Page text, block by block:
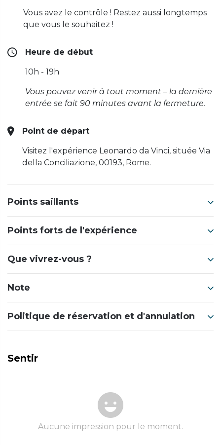
Vous avez le contrôle ! Restez aussi longtemps
que vous le souhaitez !
Heure de début
10h - 19h
Vous pouvez venir à tout moment – ​​la dernière
entrée se fait 90 minutes avant la fermeture.
Point de départ
Visitez l'expérience Leonardo da Vinci, située Via
della Conciliazione, 00193, Rome.
Points saillants
Points forts de l'expérience
Que vivrez-vous ?
Note
Politique de réservation et d'annulation
Sentir
Aucune impression pour le moment.